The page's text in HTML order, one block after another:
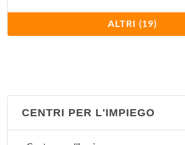
Stazione Carabinieri Aeroporto Milano
viale Enrico Forlanini (all'interno
via Enrico Cialdini 131, Milano
Stazione Carabinieri Milano Barona
ALTRI (19)
CENTRI PER L'IMPIEGO